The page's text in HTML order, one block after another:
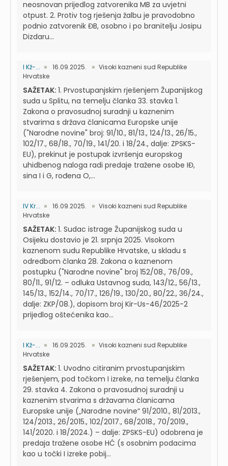
neosnovan prijedlog zatvorenika MB za uvjetni
otpust. 2. Protiv tog rješenja žalbu je pravodobno
podnio zatvorenik ĐB, osobno i po branitelju Josipu
Dizdaru...
I Kž-... 16.09.2025.
Visoki kazneni sud Republike
Hrvatske
SAŽETAK: 1. Prvostupanjskim rješenjem Županijskog
suda u Splitu, na temelju članka 33. stavka 1.
Zakona o pravosudnoj suradnji u kaznenim
stvarima s država članicama Europske unije
("Narodne novine" broj: 91/10., 81/13., 124/13., 26/15.,
102/17., 68/18., 70/19., 141/20. i 18/24., dalje: ZPSKS-
EU), prekinut je postupak izvršenja europskog
uhidbenog naloga radi predaje tražene osobe IĐ,
sina I i G, rođena O,...
IV Kr... 16.09.2025.
Visoki kazneni sud Republike
Hrvatske
SAŽETAK: 1. Sudac istrage Županijskog suda u
Osijeku dostavio je 21. srpnja 2025. Visokom
kaznenom sudu Republike Hrvatske, u skladu s
odredbom članka 28. Zakona o kaznenom
postupku ("Narodne novine" broj 152/08., 76/09.,
80/11., 91/12. – odluka Ustavnog suda, 143/12., 56/13.,
145/13., 152/14., 70/17., 126/19., 130/20., 80/22., 36/24.,
dalje: ZKP/08.), dopisom broj Kir-Us-46/2025-2
prijedlog oštećenika kao...
I Kž-... 16.09.2025.
Visoki kazneni sud Republike
Hrvatske
SAŽETAK: 1. Uvodno citiranim prvostupanjskim
rješenjem, pod točkom I izreke, na temelju članka
29. stavka 4. Zakona o pravosudnoj suradnji u
kaznenim stvarima s državama članicama
Europske unije („Narodne novine“ 91/2010., 81/2013.,
124/2013., 26/2015., 102/2017., 68/2018., 70/2019.,
141/2020. i 18/2024.) – dalje: ZPSKS-EU) odobrena je
predaja tražene osobe HĆ (s osobnim podacima
kao u točki I izreke pobij...